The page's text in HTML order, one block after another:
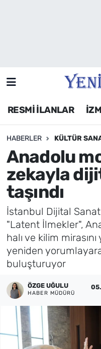
RESMİ İLANLAR
HABERLER KÜLTÜR
Anadolu
zekayla
taşındı
İstanbul Dijital
"Latent İlmekler",
halı ve kilim
yeniden
buluşturuyor
ÖZGE UĞULU
HABER MÜDÜRÜ
Siyaset
Asayiş / Polis-
Spor
Magazin
Foto Galeri
Künye
İletişim